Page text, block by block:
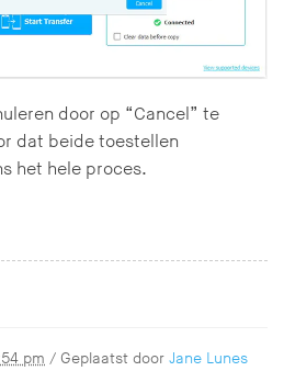
door op “Cancel” te
dat beide toestellen
het hele proces.
pm / Geplaatst door Jane Lunes